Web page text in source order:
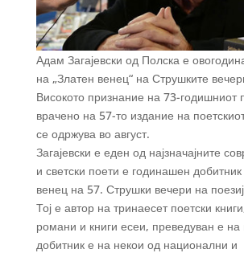
Адам Загајевски од Полска е
на „Златен венец“ на Струшките
Високото признание на 73-годишниот
врачено на 57-то издание на
се одржува во август.
Загајевски е еден од најзначајните
и светски поети е годинашен
венец на 57. Струшки вечери на
Тој е автор на тринаесет поетски
романи и книги есеи, преведуван е на
добитник е на некои од национални и